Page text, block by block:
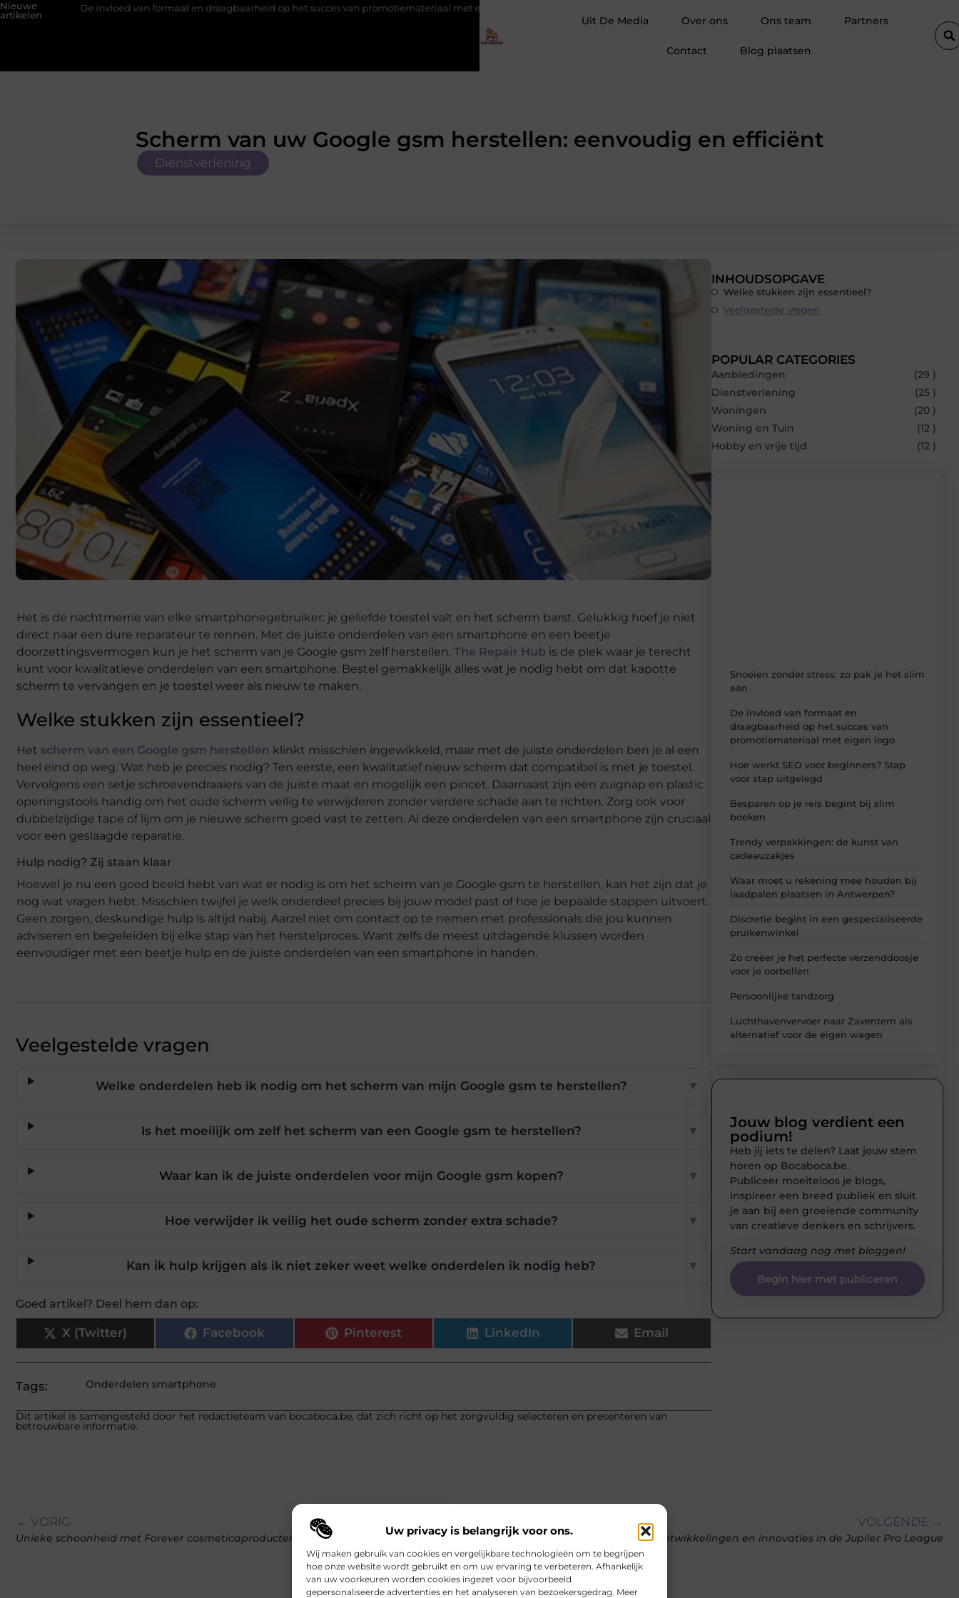
Uw privacy is belangrijk voor ons.
Wij maken gebruik van cookies en vergelijkbare technologieën om te begrijpen
hoe onze website wordt gebruikt en om uw ervaring te verbeteren. Afhankelijk
van uw voorkeuren worden cookies ingezet voor bijvoorbeeld
gepersonaliseerde advertenties en het analyseren van bezoekersgedrag. Meer
Nieuwe
artikelen
van formaat en draagbaarheid op het succes van promotiemateriaal met eigen logo Hoe werkt SEO voor beginners? Stap voor stap uitgelegd
Uit De Media Over ons Ons team Partners
Contact Blog plaatsen
Scherm van uw Google gsm herstellen: eenvoudig en efficiënt
Dienstverlening
Het is de nachtmerrie van elke smartphonegebruiker: je geliefde toestel valt en het scherm barst. Gelukkig hoef je niet
direct naar een dure reparateur te rennen. Met de juiste onderdelen van een smartphone en een beetje
doorzettingsvermogen kun je het scherm van je Google gsm zelf herstellen. The Repair Hub is de plek waar je terecht
kunt voor kwalitatieve onderdelen van een smartphone. Bestel gemakkelijk alles wat je nodig hebt om dat kapotte
scherm te vervangen en je toestel weer als nieuw te maken.
Welke stukken zijn essentieel?
Het scherm van een Google gsm herstellen klinkt misschien ingewikkeld, maar met de juiste onderdelen ben je al een
heel eind op weg. Wat heb je precies nodig? Ten eerste, een kwalitatief nieuw scherm dat compatibel is met je toestel.
Vervolgens een setje schroevendraaiers van de juiste maat en mogelijk een pincet. Daarnaast zijn een zuignap en plastic
openingstools handig om het oude scherm veilig te verwijderen zonder verdere schade aan te richten. Zorg ook voor
dubbelzijdige tape of lijm om je nieuwe scherm goed vast te zetten. Al deze onderdelen van een smartphone zijn cruciaal
voor een geslaagde reparatie.
Hulp nodig? Zij staan klaar
Hoewel je nu een goed beeld hebt van wat er nodig is om het scherm van je Google gsm te herstellen, kan het zijn dat je
nog wat vragen hebt. Misschien twijfel je welk onderdeel precies bij jouw model past of hoe je bepaalde stappen uitvoert.
Geen zorgen, deskundige hulp is altijd nabij. Aarzel niet om contact op te nemen met professionals die jou kunnen
adviseren en begeleiden bij elke stap van het herstelproces. Want zelfs de meest uitdagende klussen worden
eenvoudiger met een beetje hulp en de juiste onderdelen van een smartphone in handen.
Veelgestelde vragen
Welke onderdelen heb ik nodig om het scherm van mijn Google gsm te herstellen? ▼
Is het moeilijk om zelf het scherm van een Google gsm te herstellen? ▼
Waar kan ik de juiste onderdelen voor mijn Google gsm kopen? ▼
Hoe verwijder ik veilig het oude scherm zonder extra schade? ▼
Kan ik hulp krijgen als ik niet zeker weet welke onderdelen ik nodig heb? ▼
Goed artikel? Deel hem dan op:
X (Twitter) Facebook Pinterest LinkedIn Email
Tags: Onderdelen smartphone
Dit artikel is samengesteld door het redactieteam van bocaboca.be, dat zich richt op het zorgvuldig selecteren en presenteren van
betrouwbare informatie.
INHOUDSOPGAVE
Welke stukken zijn essentieel?
Veelgestelde vragen
POPULAR CATEGORIES
Aanbiedingen
(29 )
Dienstverlening
(25 )
Woningen
(20 )
Woning en Tuin
(12 )
Hobby en vrije tijd
(12 )
Snoeien zonder stress: zo pak je het slim
aan
De invloed van formaat en
draagbaarheid op het succes van
promotiemateriaal met eigen logo
Hoe werkt SEO voor beginners? Stap
voor stap uitgelegd
Besparen op je reis begint bij slim
boeken
Trendy verpakkingen: de kunst van
cadeauzakjes
Waar moet u rekening mee houden bij
laadpalen plaatsen in Antwerpen?
Discretie begint in een gespecialiseerde
pruikenwinkel
Zo creëer je het perfecte verzenddoosje
voor je oorbellen
Persoonlijke tandzorg
Luchthavenvervoer naar Zaventem als
alternatief voor de eigen wagen
Jouw blog verdient een
podium!
Heb jij iets te delen? Laat jouw stem
horen op Bocaboca.be.
Publiceer moeiteloos je blogs,
inspireer een breed publiek en sluit
je aan bij een groeiende community
van creatieve denkers en schrijvers.
Start vandaag nog met bloggen!
Begin hier met publiceren
← VORIG
Unieke schoonheid met Forever cosmeticaproducten
VOLGENDE →
Toekomstige ontwikkelingen en innovaties in de Jupiler Pro League